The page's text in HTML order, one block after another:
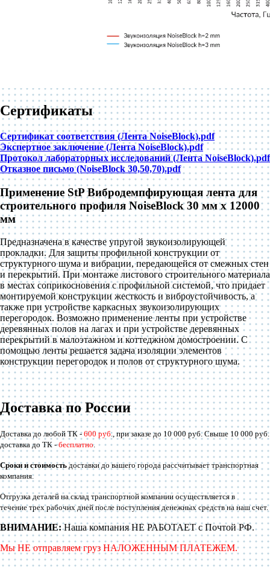
Сертификаты
Cертификат соответствия (Лента NoiseBlock).pdf
Экспертное заключение (Лента NoiseBlock).pdf
Протокол лабораторных исследований (Лента NoiseBlock).pdf
Отказное письмо (NoiseBlock 30,50,70).pdf
Применение StP Вибродемпфирующая лента для
строительного профиля NoiseBlock 30 мм x 12000
мм
Предназначена в качестве упругой звукоизолирующей
прокладки. Для защиты профильной конструкции от
структурного шума и вибрации, передающейся от смежных стен
и перекрытий. При монтаже листового строительного материала
в местах соприкосновения с профильной системой, что придает
монтируемой конструкции жесткость и виброустойчивость, а
также при устройстве каркасных звукоизолирующих
перегородок. Возможно применение ленты при устройстве
деревянных полов на лагах и при устройстве деревянных
перекрытий в малоэтажном и коттеджном домостроении. С
помощью ленты решается задача изоляции элементов
конструкции перегородок и полов от структурного шума.
Доставка по России
Доставка до любой ТК -600 руб., при заказе до 10 000 руб. Свыше 10 000 руб.
доставка до ТК -бесплатно.
Сроки и стоимостьдоставки до вашего города рассчитывает транспортная
компания.
Отгрузка деталей на склад транспортной компании осуществляется в
течение трех рабочих дней после поступления денежных средств на наш счет.
ВНИМАНИЕ:Наша компания НЕ РАБОТАЕТ с Почтой РФ.
Мы НЕ отправляем груз НАЛОЖЕННЫМ ПЛАТЕЖЕМ.